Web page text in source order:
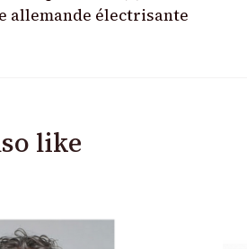
allemande électrisante
like